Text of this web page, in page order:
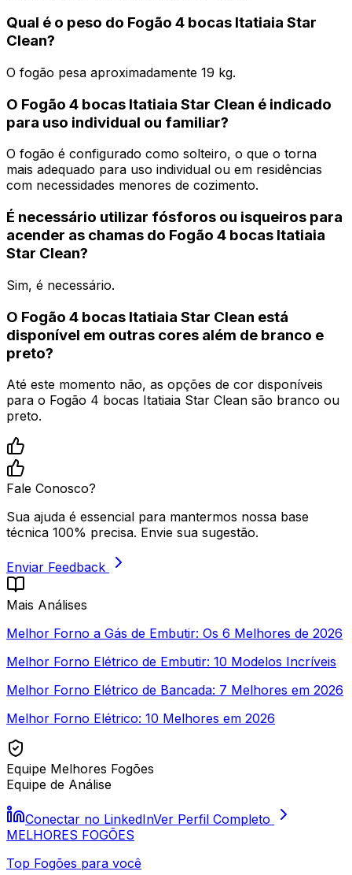
Qual é o peso do Fogão 4 bocas Itatiaia Star
Clean?
O fogão pesa aproximadamente 19 kg.
O Fogão 4 bocas Itatiaia Star Clean é indicado
para uso individual ou familiar?
O fogão é configurado como solteiro, o que o torna
mais adequado para uso individual ou em residências
com necessidades menores de cozimento.
É necessário utilizar fósforos ou isqueiros para
acender as chamas do Fogão 4 bocas Itatiaia
Star Clean?
Sim, é necessário.
O Fogão 4 bocas Itatiaia Star Clean está
disponível em outras cores além de branco e
preto?
Até este momento não, as opções de cor disponíveis
para o Fogão 4 bocas Itatiaia Star Clean são branco ou
preto.
Fale Conosco?
Sua ajuda é essencial para mantermos nossa base
técnica 100% precisa. Envie sua sugestão.
Enviar Feedback
Mais Análises
Melhor Forno a Gás de Embutir: Os 6 Melhores de 2026
Melhor Forno Elétrico de Embutir: 10 Modelos Incríveis
Melhor Forno Elétrico de Bancada: 7 Melhores em 2026
Melhor Forno Elétrico: 10 Melhores em 2026
Equipe Melhores Fogões
Equipe de Análise
Conectar no LinkedInVer Perfil Completo
MELHORES FOGÕES
Top Fogões para você